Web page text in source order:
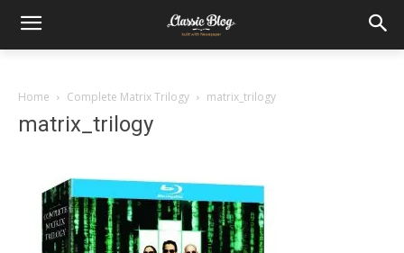
Home Complete Matrix Trilogy matrix_trilogy
matrix_trilogy